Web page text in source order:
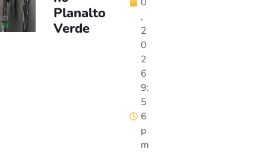
Planalto
Verde
,
2
0
2
6
9:
5
6
p
m